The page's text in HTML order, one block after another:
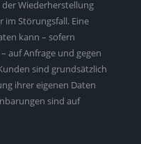
der Wiederherstellung
Störungsfall. Eine
kann – sofern
auf Anfrage und gegen
sind grundsätzlich
ihrer eigenen Daten
sind auf